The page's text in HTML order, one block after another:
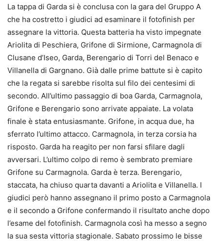
La tappa di Garda si è conclusa con la gara del Gruppo A
che ha costretto i giudici ad esaminare il fotofinish per
assegnare la vittoria. Questa batteria ha visto impegnate
Ariolita di Peschiera, Grifone di Sirmione, Carmagnola di
Clusane d’Iseo, Garda, Berengario di Torri del Benaco e
Villanella di Gargnano. Già dalle prime battute si è capito
che la regata si sarebbe risolta sul filo dei centesimi di
secondo. All’ultimo passaggio di boa Garda, Carmagnola,
Grifone e Berengario sono arrivate appaiate. La volata
finale è stata entusiasmante. Grifone, in acqua due, ha
sferrato l’ultimo attacco. Carmagnola, in terza corsia ha
risposto. Garda ha reagito per non farsi sfilare dagli
avversari. L’ultimo colpo di remo è sembrato premiare
Grifone su Carmagnola. Garda è terza. Berengario,
staccata, ha chiuso quarta davanti a Ariolita e Villanella. I
giudici però hanno assegnano il primo posto a Carmagnola
e il secondo a Grifone confermando il risultato anche dopo
l’esame del fotofinish. Carmagnola così ha messo a segno
la sua sesta vittoria stagionale. Sabato prossimo le bisse